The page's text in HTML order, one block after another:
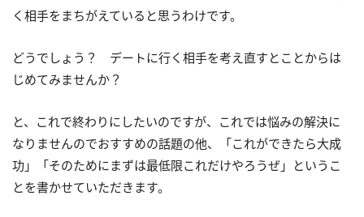
く相手をまちがえていると思うわけです。
どうでしょう？ デートに行く相手を考え直すとことからは
じめてみませんか？
と、これで終わりにしたいのですが、これでは悩みの解決に
なりませんのでおすすめの話題の他、「これができたら大成
功」「そのためにまずは最低限これだけやろうぜ」というこ
とを書かせていただきます。